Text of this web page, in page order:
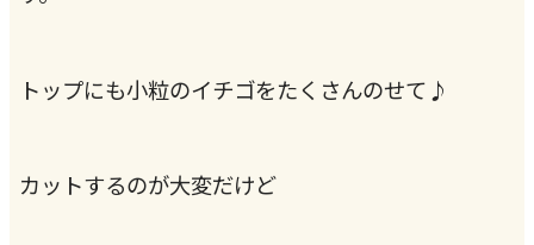
トップにも小粒のイチゴをたくさんのせて♪
カットするのが大変だけど